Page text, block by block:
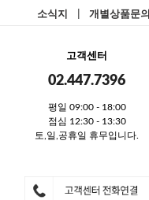
소식지 개별상품문의
고객센터
02.447.7396
평일 09:00 - 18:00
점심 12:30 - 13:30
토,일,공휴일 휴무입니다.